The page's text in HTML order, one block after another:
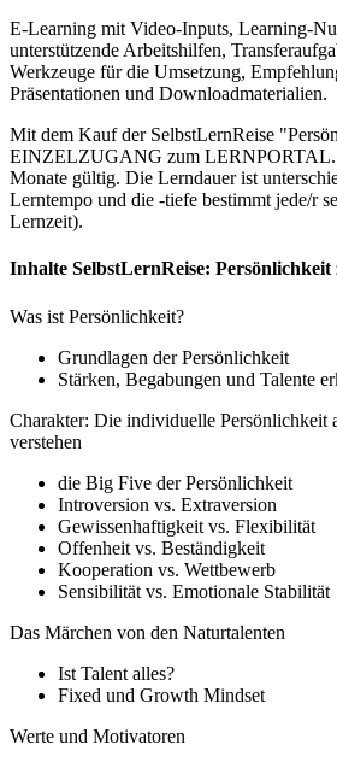
E-Learning mit Video-Inputs, Learning-
unterstützende Arbeitshilfen,
Werkzeuge für die Umsetzung,
Präsentationen und Downloadmaterialien.
Mit dem Kauf der SelbstLernReise
EINZELZUGANG zum LERNPORTAL.
Monate gültig. Die Lerndauer ist
Lerntempo und die -tiefe bestimmt jede/r
Lernzeit).
Inhalte SelbstLernReise: Persönlichkeit
Was ist Persönlichkeit?
Grundlagen der Persönlichkeit
Stärken, Begabungen und Talente
Charakter: Die individuelle Persönlichkeit
verstehen
die Big Five der Persönlichkeit
Introversion vs. Extraversion
Gewissenhaftigkeit vs. Flexibilität
Offenheit vs. Beständigkeit
Kooperation vs. Wettbewerb
Sensibilität vs. Emotionale Stabilität
Das Märchen von den Naturtalenten
Ist Talent alles?
Fixed und Growth Mindset
Werte und Motivatoren